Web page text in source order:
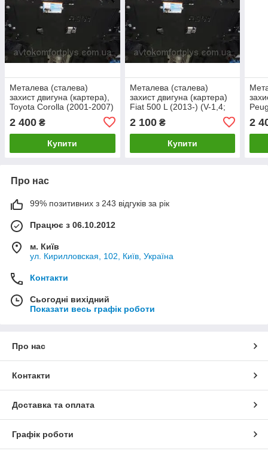
Металева (сталева)
захист двигуна (картера),
Toyota Corolla (2001-2007)
2 400 ₴
Купити
Металева (сталева)
захист двигуна (картера)
Fiat 500 L (2013-) (V-1,4;
2 100₴
Купити
2
Про нас
99% позитивних з 243 відгуків за рік
Працює з 06.10.2012
м. Київ
ул. Кирилловская, 102, Київ, Україна
Контакти
Сьогодні вихідний
Показати весь графік роботи
Про нас
Контакти
Доставка та оплата
Графік роботи